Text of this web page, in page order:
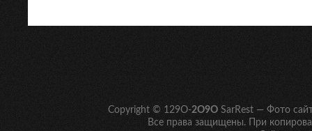
Copyright © 129O-2O9O SarRest — Фото
Все права защищены. При